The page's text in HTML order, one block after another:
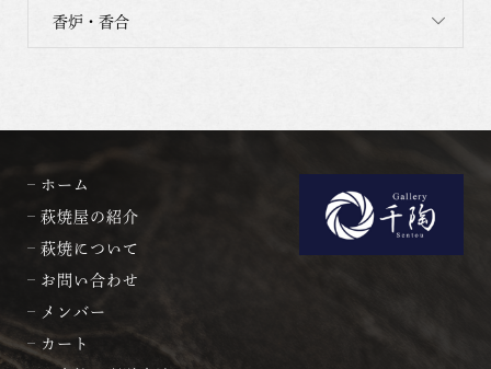
香炉・香合
ホーム
萩焼屋の紹介
萩焼について
お問い合わせ
メンバー
カート